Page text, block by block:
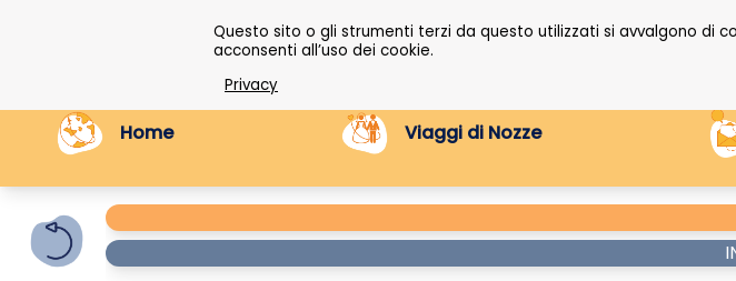
Questo sito o gli strumenti terzi da questo utilizzati si avvalgono di
acconsenti all’uso dei cookie.
Privacy
Home Viaggi di Nozze